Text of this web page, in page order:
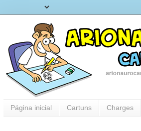
Página inicial Cartuns Charges